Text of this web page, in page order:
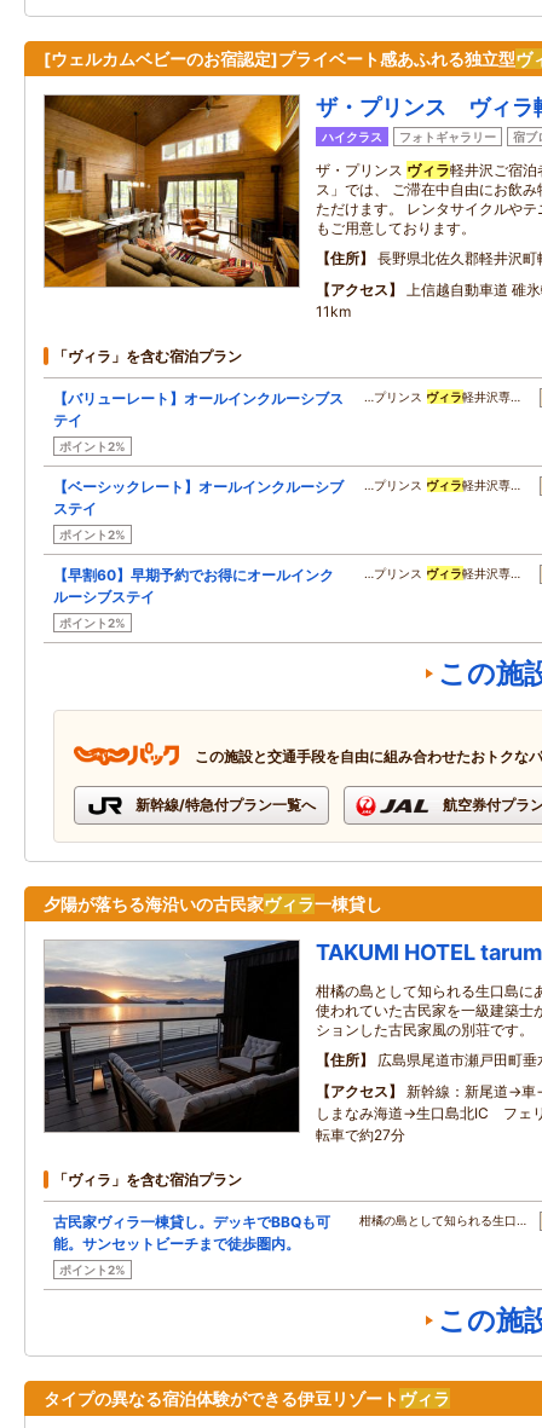
[ウェルカムベビーのお宿認定]プライベート感あふれる独立型ヴ
ザ・プリンス ヴィラ
ハイクラス フォトギャラリー 宿ブ
ザ・プリンス ヴィラ軽井沢ご宿泊
ス」では、 ご滞在中自由にお飲
ただけます。 レンタサイクルや
もご用意しております。
住所
長野県北佐久郡軽井沢
アクセス
上信越自動車道 碓
11km
「ヴィラ」を含む宿泊プラン
【バリューレート】オールインクルーシブス
テイ
ポイント2%
…プリンス ヴィラ軽井沢専…
【ベーシックレート】オールインクルーシブ
ステイ
ポイント2%
…プリンス ヴィラ軽井沢専…
【早割60】早期予約でお得にオールインク
ルーシブステイ
ポイント2%
…プリンス ヴィラ軽井沢専…
この施
この施設と交通手段を自由に組み合わせたおトクな
新幹線/特急付プラン一覧へ 航空券付プラ
夕陽が落ちる海沿いの古民家ヴィラ一棟貸し
TAKUMI HOTEL
柑橘の島として知られる生口島に
使われていた古民家を一級建築士
ションした古民家風の別荘です。
住所
広島県尾道市瀬戸田町
アクセス
新幹線：新尾道→
しまなみ海道→生口島北IC フェ
転車で約27分
「ヴィラ」を含む宿泊プラン
古民家ヴィラ一棟貸し。デッキでBBQも可
能。サンセットビーチまで徒歩圏内。
ポイント2%
柑橘の島として知られる生口…
この施
タイプの異なる宿泊体験ができる伊豆リゾートヴィラ